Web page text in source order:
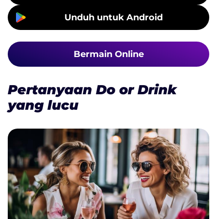
Unduh untuk Android
Bermain Online
Pertanyaan Do or Drink
yang lucu